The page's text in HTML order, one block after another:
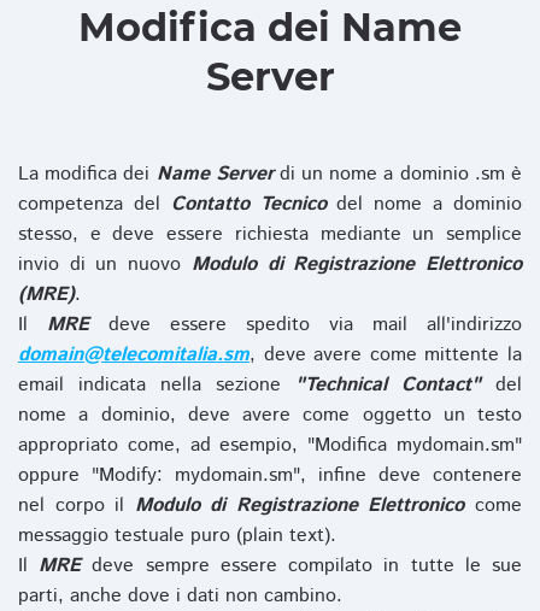
Modifica dei Name
Server
La modifica dei Name Serverdi un nome a dominio .sm è
competenza del Contatto Tecnicodel nome a dominio
stesso, e deve essere richiesta mediante un semplice
invio di un nuovo Modulo di Registrazione Elettronico
(MRE).
Il MREdeve essere spedito via mail all'indirizzo
domain@telecomitalia.sm, deve avere come mittente la
email indicata nella sezione
"Technical Contact"del
nome a dominio, deve avere come oggetto un testo
appropriato come, ad esempio, "Modifica mydomain.sm"
oppure "Modify: mydomain.sm", infine deve contenere
nel corpo il Modulo di Registrazione Elettronicocome
messaggio testuale puro (plain text).
Il MREdeve sempre essere compilato in tutte le sue
parti, anche dove i dati non cambino.